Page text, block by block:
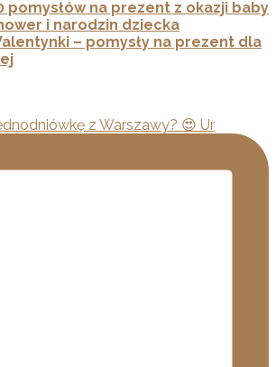
pomysłów na prezent z okazji baby
i narodzin dziecka
– pomysły na prezent dla
z Warszawy? 😍 Ur